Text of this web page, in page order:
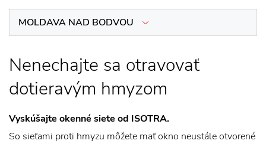
MOLDAVA NAD BODVOU
Nenechajte sa otravovať
dotieravým hmyzom
Vyskúšajte okenné siete od ISOTRA.
So sieťami proti hmyzu môžete mať okno neustále otvorené